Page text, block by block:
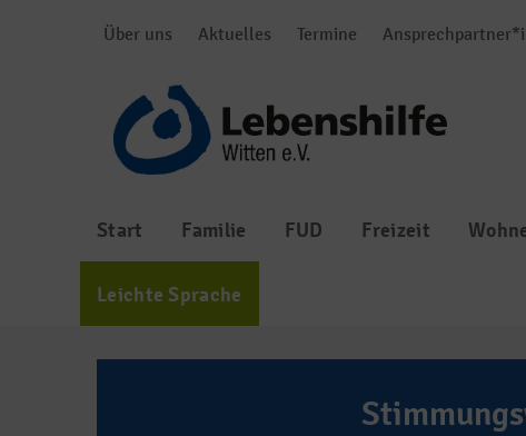
Über uns Aktuelles Termine
Start Familie FUD Freizeit
Leichte Sprache